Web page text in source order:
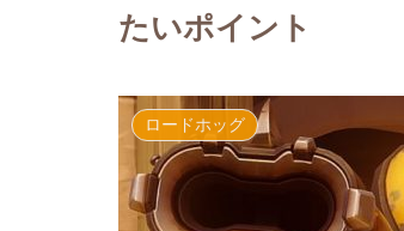
たいポイント
ロードホッグ